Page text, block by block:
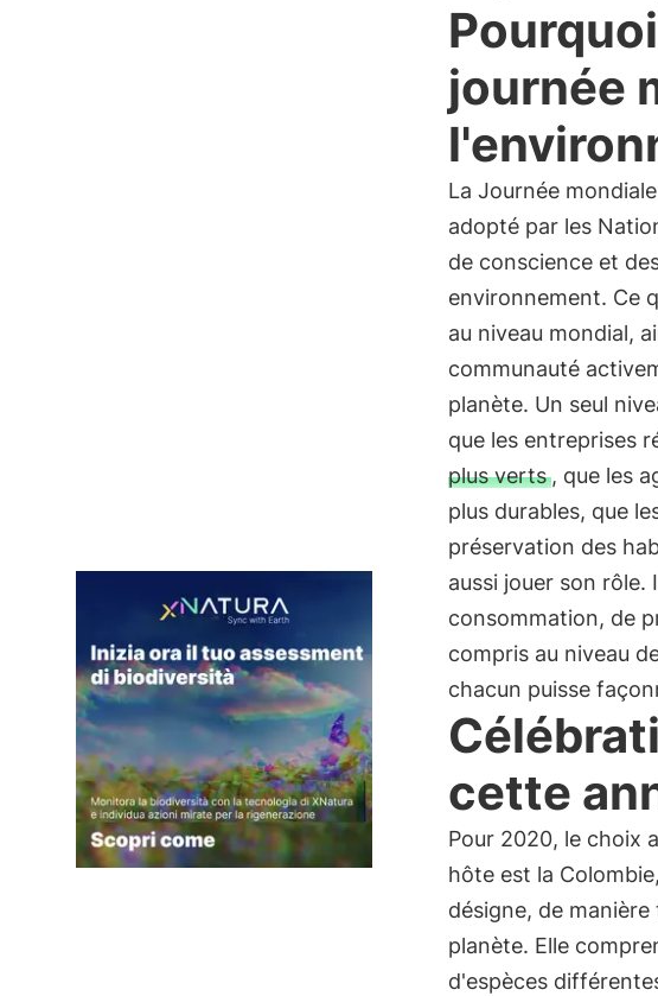
journée
La Journée
adopté par les
de conscience et
environnement. Ce
au niveau mondial,
communauté
planète. Un seul
que les entreprises
plus verts, que les
plus durables, que
préservation des
aussi jouer son rôle.
consommation, de
compris au niveau
chacun puisse
cette
Pour 2020, le choix
hôte est la
désigne, de
planète. Elle
d'espèces